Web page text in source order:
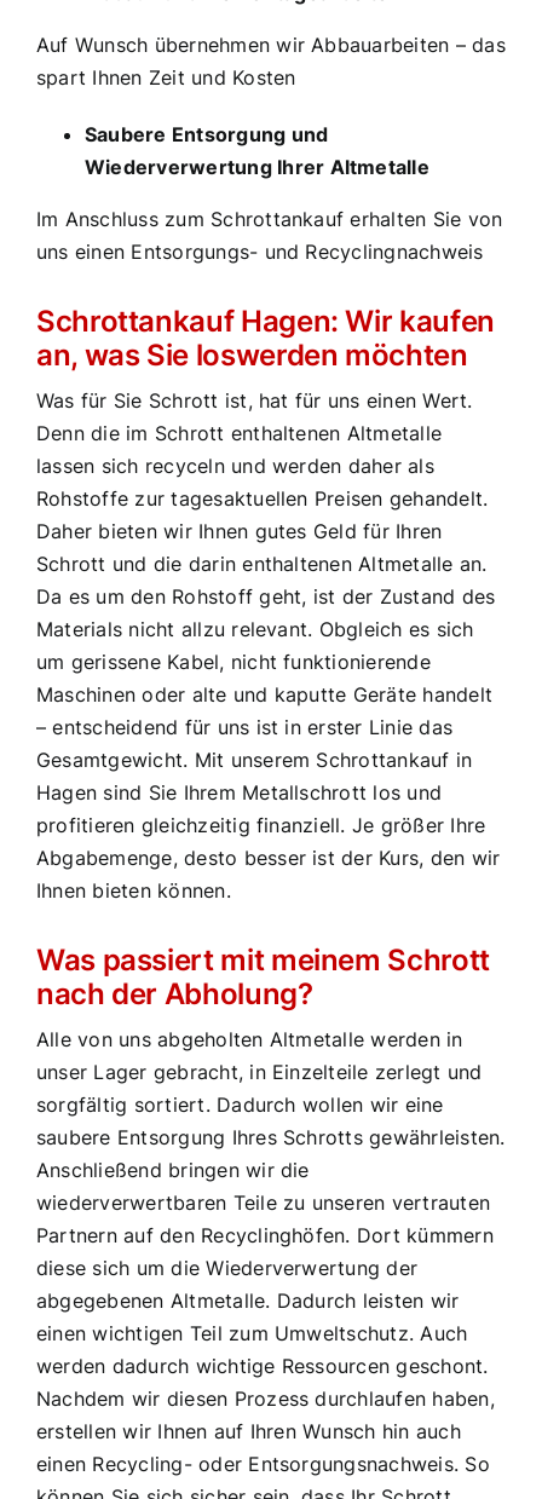
Auf Wunsch übernehmen wir Abbauarbeiten – das
spart Ihnen Zeit und Kosten
Saubere Entsorgung und
Wiederverwertung Ihrer Altmetalle
Im Anschluss zum Schrottankauf erhalten Sie von
uns einen Entsorgungs- und Recyclingnachweis
Schrottankauf Hagen: Wir kaufen
an, was Sie loswerden möchten
Was für Sie Schrott ist, hat für uns einen Wert.
Denn die im Schrott enthaltenen Altmetalle
lassen sich recyceln und werden daher als
Rohstoffe zur tagesaktuellen Preisen gehandelt.
Daher bieten wir Ihnen gutes Geld für Ihren
Schrott und die darin enthaltenen Altmetalle an.
Da es um den Rohstoff geht, ist der Zustand des
Materials nicht allzu relevant. Obgleich es sich
um gerissene Kabel, nicht funktionierende
Maschinen oder alte und kaputte Geräte handelt
– entscheidend für uns ist in erster Linie das
Gesamtgewicht. Mit unserem Schrottankauf in
Hagen sind Sie Ihrem Metallschrott los und
profitieren gleichzeitig finanziell. Je größer Ihre
Abgabemenge, desto besser ist der Kurs, den wir
Ihnen bieten können.
Was passiert mit meinem Schrott
nach der Abholung?
Alle von uns abgeholten Altmetalle werden in
unser Lager gebracht, in Einzelteile zerlegt und
sorgfältig sortiert. Dadurch wollen wir eine
saubere Entsorgung Ihres Schrotts gewährleisten.
Anschließend bringen wir die
wiederverwertbaren Teile zu unseren vertrauten
Partnern auf den Recyclinghöfen. Dort kümmern
diese sich um die Wiederverwertung der
abgegebenen Altmetalle. Dadurch leisten wir
einen wichtigen Teil zum Umweltschutz. Auch
werden dadurch wichtige Ressourcen geschont.
Nachdem wir diesen Prozess durchlaufen haben,
erstellen wir Ihnen auf Ihren Wunsch hin auch
einen Recycling- oder Entsorgungsnachweis. So